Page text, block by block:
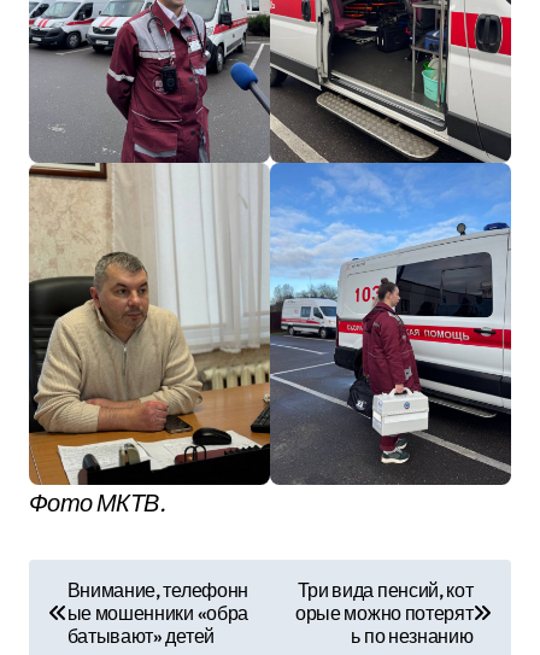
Фото МКТВ.
Внимание, телефонн
ые мошенники «обра
батывают» детей
Три вида пенсий, кот
орые можно потерят
ь по незнанию